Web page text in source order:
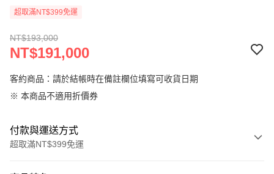
超取滿NT$399免運
NT$193,000
NT$191,000
客約商品：請於結帳時在備註欄位填寫可收貨日期
※ 本商品不適用折價券
付款與運送方式
超取滿NT$399免運